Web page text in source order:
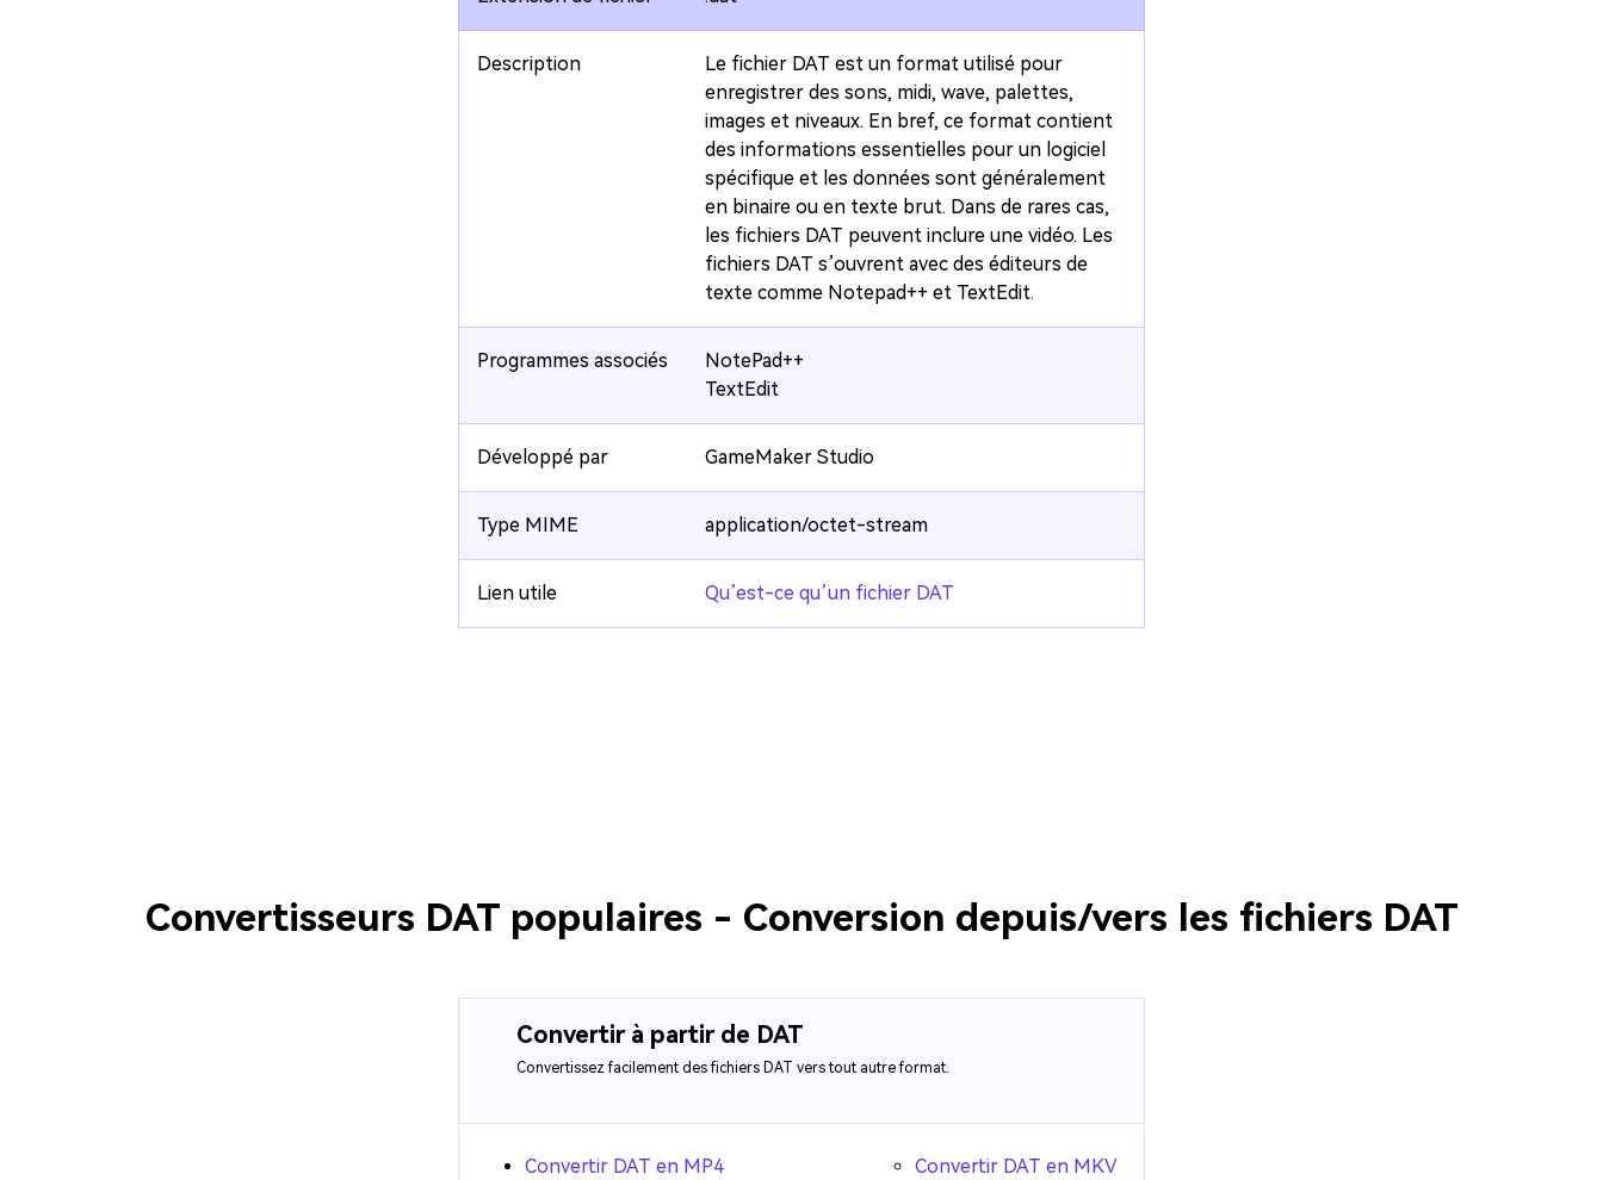
Description
Le fichier DAT est un format utilisé pour
enregistrer des sons, midi, wave, palettes,
images et niveaux. En bref, ce format contient
des informations essentielles pour un logiciel
spécifique et les données sont généralement
en binaire ou en texte brut. Dans de rares cas,
les fichiers DAT peuvent inclure une vidéo. Les
fichiers DAT s’ouvrent avec des éditeurs de
texte comme Notepad++ et TextEdit.
Programmes associés
NotePad++
TextEdit
Développé par GameMaker Studio
Type MIME application/octet-stream
Lien utile Qu’est-ce qu’un fichier DAT
Convertisseurs DAT populaires - Conversion depuis/vers les fichiers DAT
Convertir à partir de DAT
Convertissez facilement des fichiers DAT vers tout autre format.
Convertir DAT en MP4
Convertir DAT en MKV